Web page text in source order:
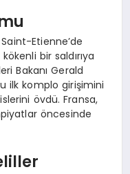
Saint-Etienne’de
bir saldırıya
Bakanı Gerald
ilk komplo girişimini
övdü. Fransa,
öncesinde